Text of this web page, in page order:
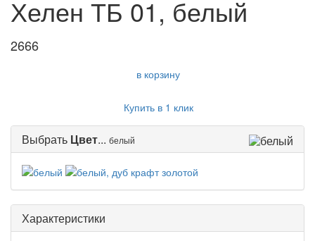
Хелен ТБ 01, белый
2666
в корзину
Купить в 1 клик
Выбрать Цвет... белый
Характеристики